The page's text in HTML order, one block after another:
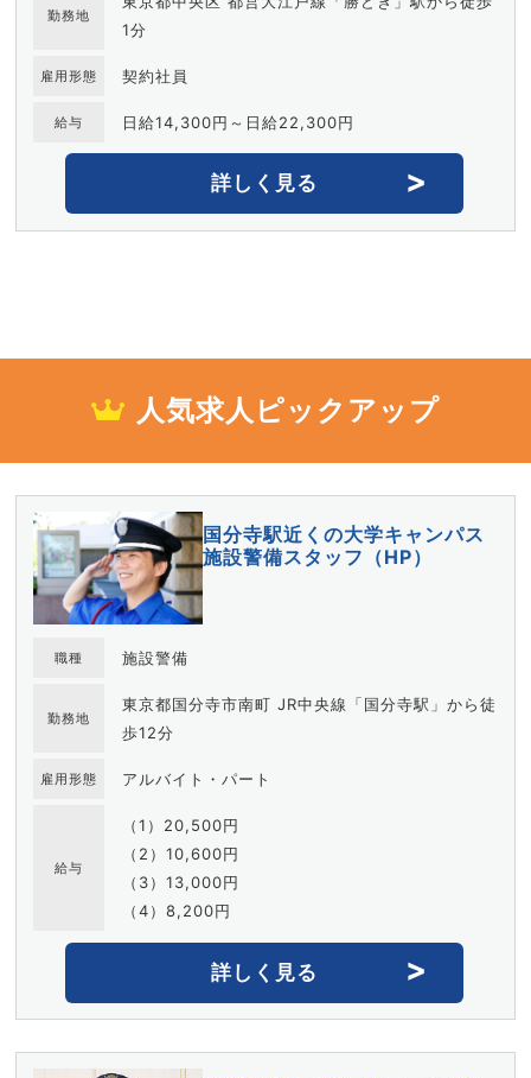
勤務地
1分
雇用形態 契約社員
給与 日給14,300円～日給22,300円
詳しく見る
人気求人ピックアップ
国分寺駅近くの大学キャンパス
施設警備スタッフ（HP）
職種 施設警備
勤務地
東京都国分寺市南町 JR中央線「国分寺駅」から徒
歩12分
雇用形態 アルバイト・パート
給与
（1）20,500円
（2）10,600円
（3）13,000円
（4）8,200円
詳しく見る